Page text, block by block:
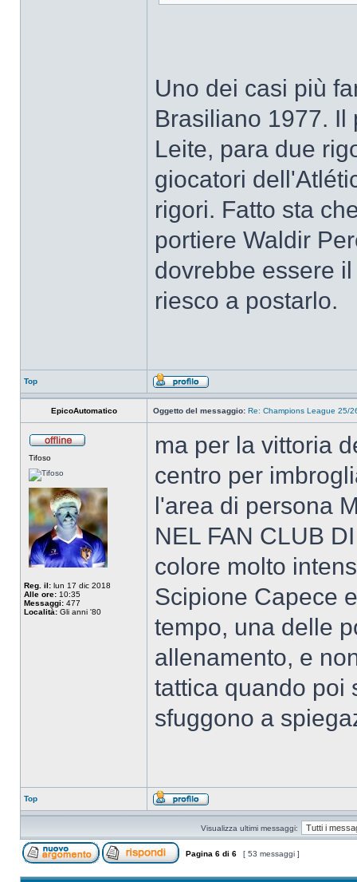
Uno dei casi più
Brasiliano 1977. Il
Leite, para due
giocatori
rigori. Fatto sta
portiere Waldir
dovrebbe essere
riesco a postarlo.
Top
EpicoAutomatico Oggetto del messaggio: Re: Champions League 25/
Tifoso
Reg. il: lun 17 dic 2018
Alle ore: 10:35
Messaggi: 477
Località: Gli anni '80
ma per la vittoria
centro per
l'area di persona
NEL FAN CLUB
colore molto
Scipione Capece
tempo, una delle
allenamento, e
tattica quando poi
sfuggono a
Top
Visualizza ultimi messaggi:
Pagina 6 di 6 [ 53 messaggi ]